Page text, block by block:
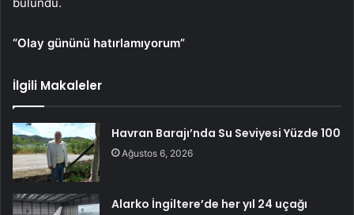
“Olay gününü hatırlamıyorum”
İlgili Makaleler
Havran Barajı’nda Su Seviyesi Yüzde 100
Ağustos 6, 2026
Alarko İngiltere’de her yıl 24 uçağı